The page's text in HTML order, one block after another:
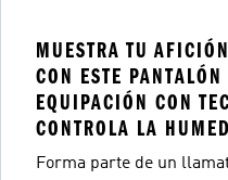
MUESTRA TU
CON ESTE
EQUIPACIÓN CON
CONTROLA LA
Forma parte de un